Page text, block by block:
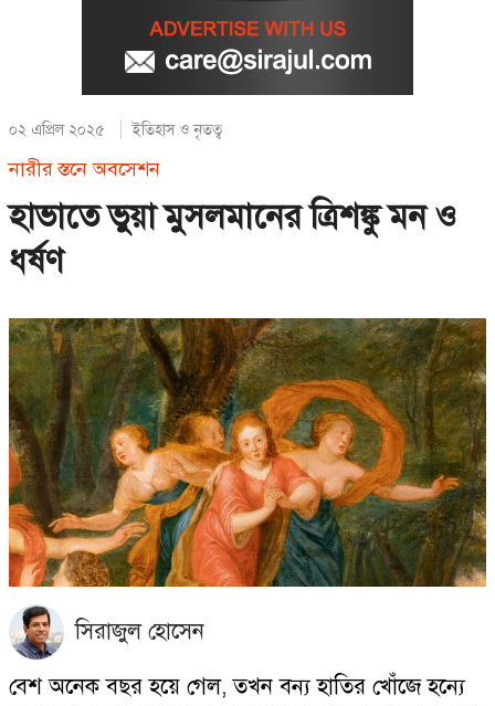
০২ এপ্রিল ২০২৫ ইতিহাস ও নৃতত্ব
নারীর স্তনে অবসেশন
হাভাতে ভুয়া মুসলমানের ত্রিশঙ্কু মন ও
ধর্ষণ
সিরাজুল হোসেন
বেশ অনেক বছর হয়ে গেল, তখন বন্য হাতির খোঁজে হন্যে